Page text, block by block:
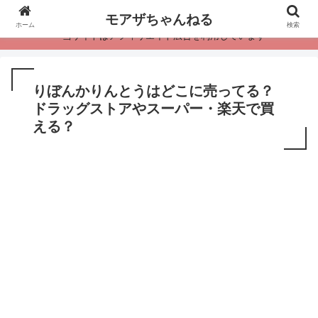
・当サイトはアフィリエイト広告を利用しています
りぼんかりんとうはどこに売ってる？
ドラッグストアやスーパー・楽天で買
える？
ホーム モアザちゃんねる 検索